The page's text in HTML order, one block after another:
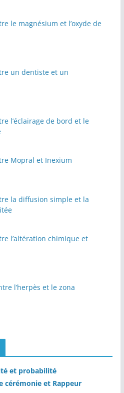
le magnésium et l’oxyde de
un dentiste et un
l’éclairage de bord et le
Mopral et Inexium
la diffusion simple et la
l’altération chimique et
l’herpès et le zona
et probabilité
cérémonie et Rappeur